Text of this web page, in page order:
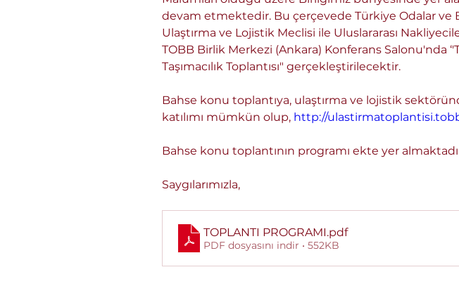
devam etmektedir. Bu çerçevede Türkiye Odalar ve
Ulaştırma ve Lojistik Meclisi ile Uluslararası
TOBB Birlik Merkezi (Ankara) Konferans Salonu'nda
Taşımacılık Toplantısı" gerçekleştirilecektir.
Bahse konu toplantıya, ulaştırma ve lojistik
katılımı mümkün olup, http://
Bahse konu toplantının programı ekte yer
Saygılarımızla,
TOPLANTI PROGRAMI.pdf
PDF dosyasını indir • 552KB